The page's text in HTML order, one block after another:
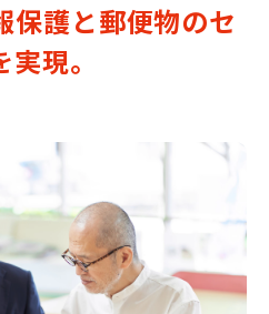
保護と郵便物のセ
現。